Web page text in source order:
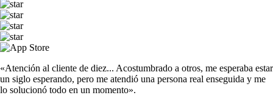
«Atención al cliente de diez... Acostumbrado a otros, me esperaba estar
un siglo esperando, pero me atendió una persona real enseguida y me
lo solucionó todo en un momento».